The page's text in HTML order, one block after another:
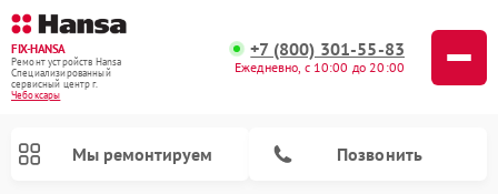
FIX-HANSA
Ремонт устройств Hansa
Специализированный
cервисный центр г.
Чебоксары
+7 (800) 301-55-83
Ежедневно, с 10:00 до 20:00
Мы ремонтируем Позвонить